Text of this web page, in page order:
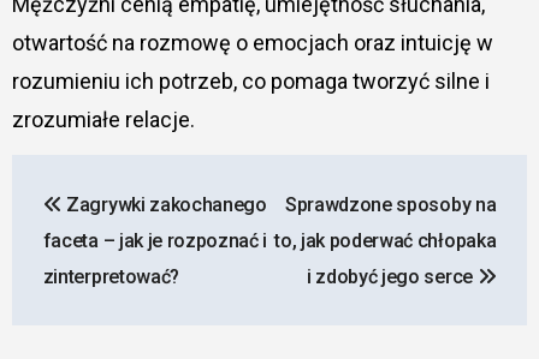
otwartość na rozmowę o emocjach oraz intuicję w
rozumieniu ich potrzeb, co pomaga tworzyć silne i
zrozumiałe relacje.
wpisu
Zagrywki zakochanego
faceta – jak je rozpoznać i
zinterpretować?
Sprawdzone sposoby na
to, jak poderwać chłopaka
i zdobyć jego serce